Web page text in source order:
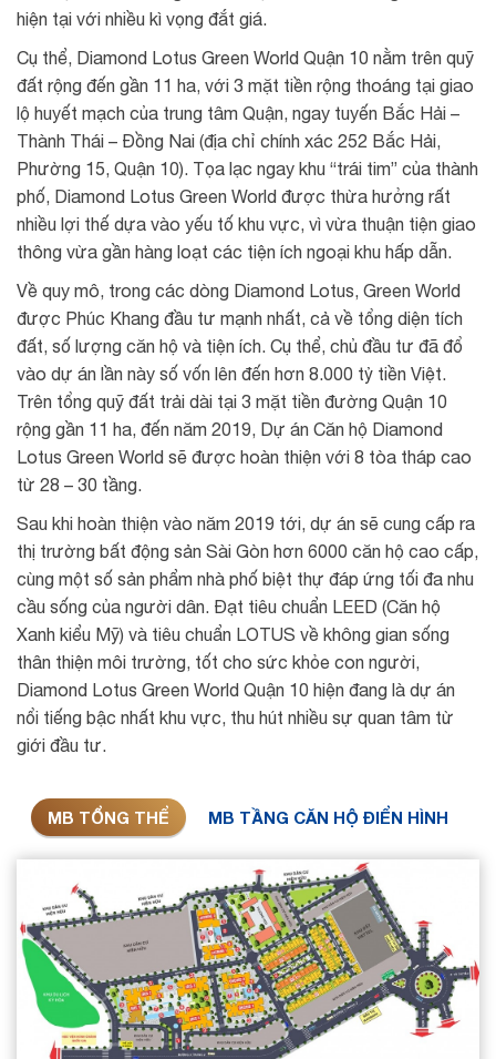
hiện tại với nhiều kì vọng đắt giá.
Cụ thể, Diamond Lotus Green World Quận 10 nằm trên quỹ
đất rộng đến gần 11 ha, với 3 mặt tiền rộng thoáng tại giao
lộ huyết mạch của trung tâm Quận, ngay tuyến Bắc Hải –
Thành Thái – Đồng Nai (địa chỉ chính xác 252 Bắc Hải,
Phường 15, Quận 10). Tọa lạc ngay khu “trái tim” của thành
phố, Diamond Lotus Green World được thừa hưởng rất
nhiều lợi thế dựa vào yếu tố khu vực, vì vừa thuận tiện giao
thông vừa gần hàng loạt các tiện ích ngoại khu hấp dẫn.
Về quy mô, trong các dòng Diamond Lotus, Green World
được Phúc Khang đầu tư mạnh nhất, cả về tổng diện tích
đất, số lượng căn hộ và tiện ích. Cụ thể, chủ đầu tư đã đổ
vào dự án lần này số vốn lên đến hơn 8.000 tỷ tiền Việt.
Trên tổng quỹ đất trải dài tại 3 mặt tiền đường Quận 10
rộng gần 11 ha, đến năm 2019, Dự án Căn hộ Diamond
Lotus Green World sẽ được hoàn thiện với 8 tòa tháp cao
từ 28 – 30 tầng.
Sau khi hoàn thiện vào năm 2019 tới, dự án sẽ cung cấp ra
thị trường bất động sản Sài Gòn hơn 6000 căn hộ cao cấp,
cùng một số sản phẩm nhà phố biệt thự đáp ứng tối đa nhu
cầu sống của người dân. Đạt tiêu chuẩn LEED (Căn hộ
Xanh kiểu Mỹ) và tiêu chuẩn LOTUS về không gian sống
thân thiện môi trường, tốt cho sức khỏe con người,
Diamond Lotus Green World Quận 10 hiện đang là dự án
nổi tiếng bậc nhất khu vực, thu hút nhiều sự quan tâm từ
giới đầu tư.
MB TỔNG THỂ MB TẦNG CĂN HỘ ĐIỂN HÌNH